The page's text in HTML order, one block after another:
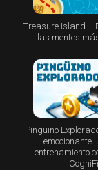
Treasure Island –
las mentes
Pingüino
emocionante
entrenamiento